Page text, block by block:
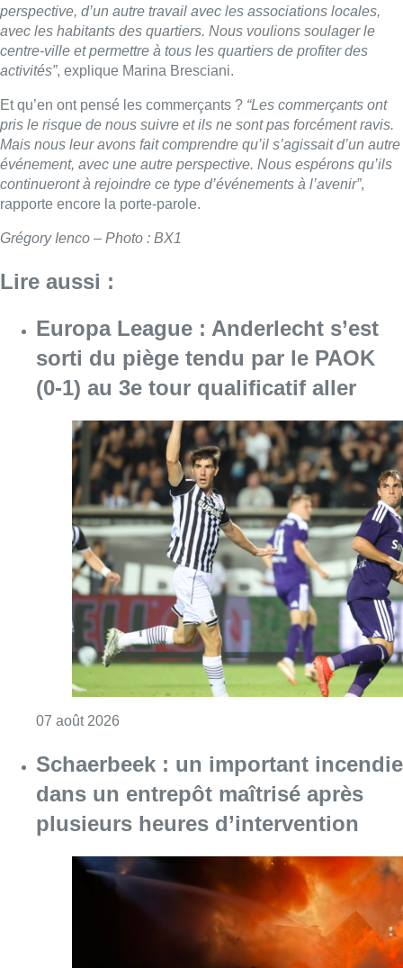
perspective, d’un autre travail avec les associations locales,
avec les habitants des quartiers. Nous voulions soulager le
centre-ville et permettre à tous les quartiers de profiter des
activités”, explique Marina Bresciani.
Et qu’en ont pensé les commerçants ? “Les commerçants ont
pris le risque de nous suivre et ils ne sont pas forcément ravis.
Mais nous leur avons fait comprendre qu’il s’agissait d’un autre
événement, avec une autre perspective. Nous espérons qu’ils
continueront à rejoindre ce type d’événements à l’avenir”,
rapporte encore la porte-parole.
Grégory Ienco – Photo : BX1
Lire aussi :
Europa League : Anderlecht s’est
sorti du piège tendu par le PAOK
(0-1) au 3e tour qualificatif aller
07 août 2026
Schaerbeek : un important incendie
dans un entrepôt maîtrisé après
plusieurs heures d’intervention